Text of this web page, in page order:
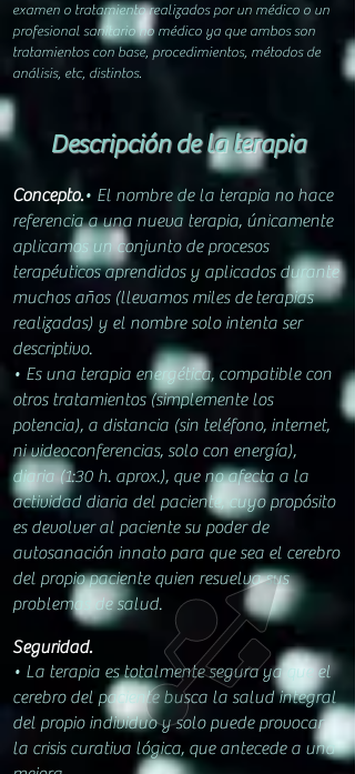
examen o tratamiento realizados por un médico o un
profesional sanitario no médico ya que ambos son
tratamientos con base, procedimientos, métodos de
análisis, etc, distintos.
Descripción de la terapia
Concepto.• El nombre de la terapia no hace
referencia a una nueva terapia, únicamente
aplicamos un conjunto de procesos
terapéuticos aprendidos y aplicados durante
muchos años (llevamos miles deterapias
realizadas) y el nombre solo intenta ser
descriptivo.
• Es una terapia energética, compatible con
otros tratamientos (simplemente los
potencia), a distancia (sin teléfono, internet,
ni videoconferencias, solo con energía),
diaria (1:30 h. aprox.), que no afecta a la
actividad diaria del paciente, cuyo propósito
es devolver al paciente su poder de
autosanación innato para que sea el cerebro
del propio paciente quien resuelva sus
problemas de salud.
Seguridad.
• La terapia es totalmente seguraya que el
cerebro del paciente busca la salud integral
del propio individuo y solo puede provocar
la crisis curativa lógica, que antecede a una